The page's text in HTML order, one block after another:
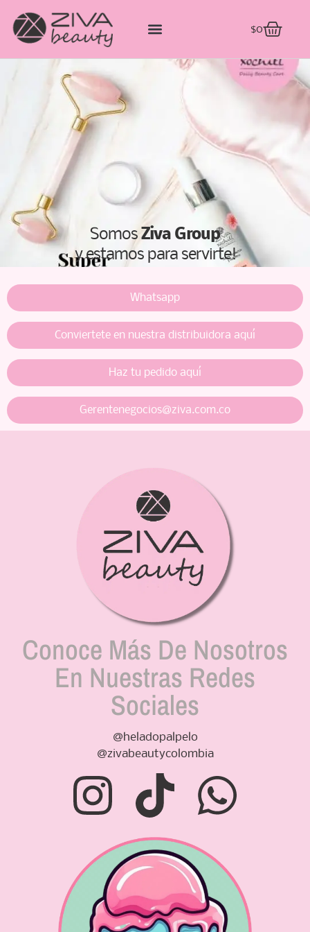
$0
Somos Ziva Group
y estamos para servirte!
Whatsapp
Conviertete en nuestra distribuidora aquí
Haz tu pedido aquí
Gerentenegocios@ziva.com.co
Conoce Más De Nosotros
En Nuestras Redes
Sociales
@heladopalpelo
@zivabeautycolombia